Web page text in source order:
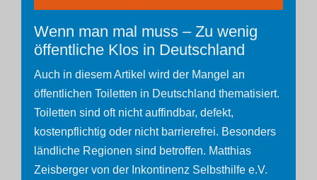
Wenn man mal muss – Zu wenig
öffentliche Klos in Deutschland
Auch in diesem Artikel wird der Mangel an
öffentlichen Toiletten in Deutschland thematisiert.
Toiletten sind oft nicht auffindbar, defekt,
kostenpflichtig oder nicht barrierefrei. Besonders
ländliche Regionen sind betroffen. Matthias
Zeisberger von der Inkontinenz Selbsthilfe e.V.